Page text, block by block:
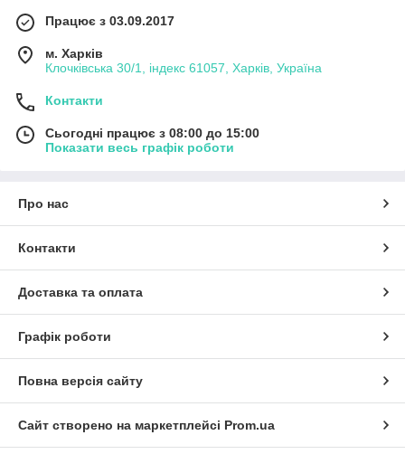
Працює з 03.09.2017
м. Харків
Клочківська 30/1, індекс 61057, Харків, Україна
Контакти
Сьогодні працює з 08:00 до 15:00
Показати весь графік роботи
Про нас
Контакти
Доставка та оплата
Графік роботи
Повна версія сайту
Сайт створено на маркетплейсі Prom.ua